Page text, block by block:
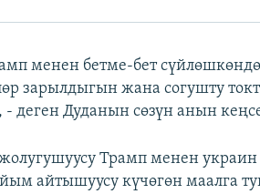
менен бетме-бет
зарылдыгын жана согушту
деген Дуданын сөзүн анын
Трамп менен украин
айтышуусу күчөгөн маалга